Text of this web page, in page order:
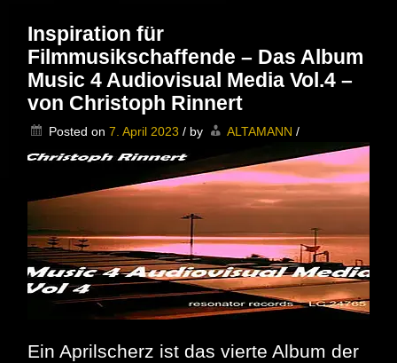
–
Billy
Goodman
präsentiert
am
23.05.2024
neues
Album
Sally
Bowles
Inspiration für
Filmmusikschaffende – Das Album
Music 4 Audiovisual Media Vol.4 –
von Christoph Rinnert
Posted on 7. April 2023 / by ALTAMANN /
Ein Aprilscherz ist das vierte Album der